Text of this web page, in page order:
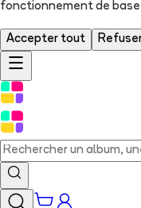
fonctionnement de
Accepter tout